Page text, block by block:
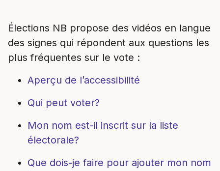
Élections NB propose des vidéos en langue
des signes qui répondent aux questions les
plus fréquentes sur le vote :
Aperçu de l’accessibilité
Qui peut voter?
Mon nom est-il inscrit sur la liste
électorale?
Que dois-je faire pour ajouter mon nom